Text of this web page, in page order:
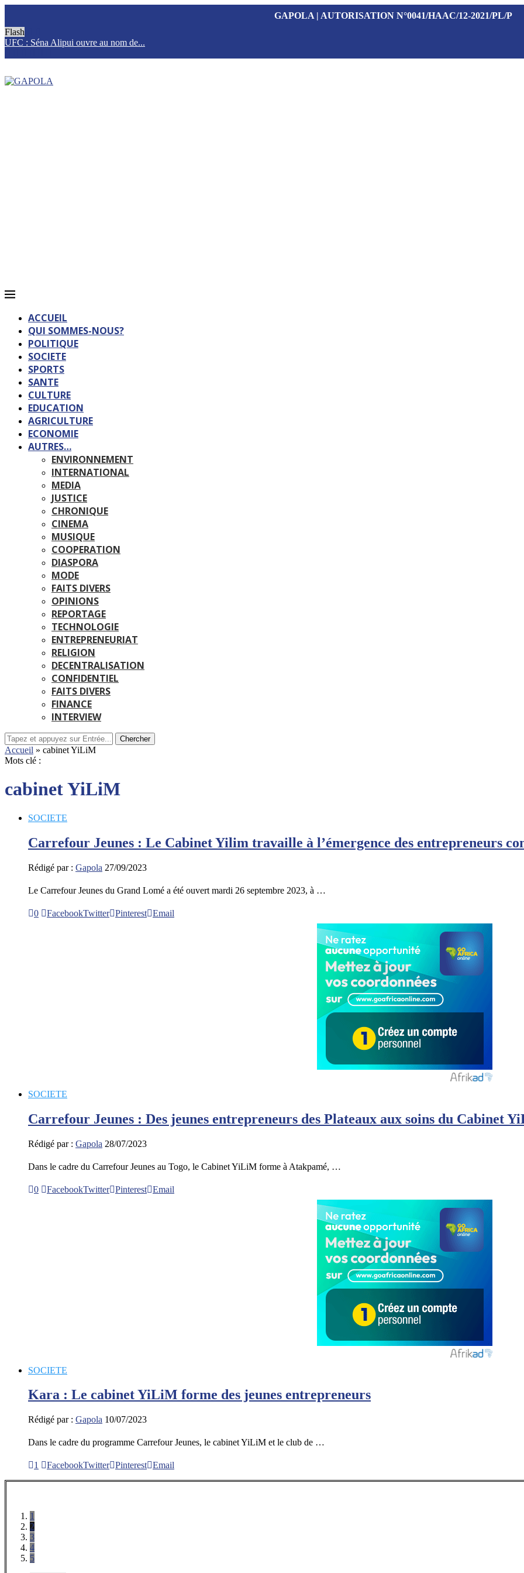
GAPOLA | AUTORISATION N°0041/HAAC/12-2021/PL/P
Flash
UFC : Séna Alipui ouvre au nom de...
ACCUEIL
QUI SOMMES-NOUS?
POLITIQUE
SOCIETE
SPORTS
SANTE
CULTURE
EDUCATION
AGRICULTURE
ECONOMIE
AUTRES…
ENVIRONNEMENT
INTERNATIONAL
MEDIA
JUSTICE
CHRONIQUE
CINEMA
MUSIQUE
COOPERATION
DIASPORA
MODE
FAITS DIVERS
OPINIONS
REPORTAGE
TECHNOLOGIE
ENTREPRENEURIAT
RELIGION
DECENTRALISATION
CONFIDENTIEL
FAITS DIVERS
FINANCE
INTERVIEW
Chercher
Accueil » cabinet YiLiM
Mots clé :
cabinet YiLiM
SOCIETE
Carrefour Jeunes : Le Cabinet Yilim travaille à l’émergence des entrepreneurs
Rédigé par : Gapola 27/09/2023
Le Carrefour Jeunes du Grand Lomé a été ouvert mardi 26 septembre 2023, à …
0 FacebookTwitter Pinterest Email
SOCIETE
Carrefour Jeunes : Des jeunes entrepreneurs des Plateaux aux soins du Cabinet
Rédigé par : Gapola 28/07/2023
Dans le cadre du Carrefour Jeunes au Togo, le Cabinet YiLiM forme à Atakpamé, …
0 FacebookTwitter Pinterest Email
SOCIETE
Kara : Le cabinet YiLiM forme des jeunes entrepreneurs
Rédigé par : Gapola 10/07/2023
Dans le cadre du programme Carrefour Jeunes, le cabinet YiLiM et le club de …
1 FacebookTwitter Pinterest Email
1
2
3
4
5